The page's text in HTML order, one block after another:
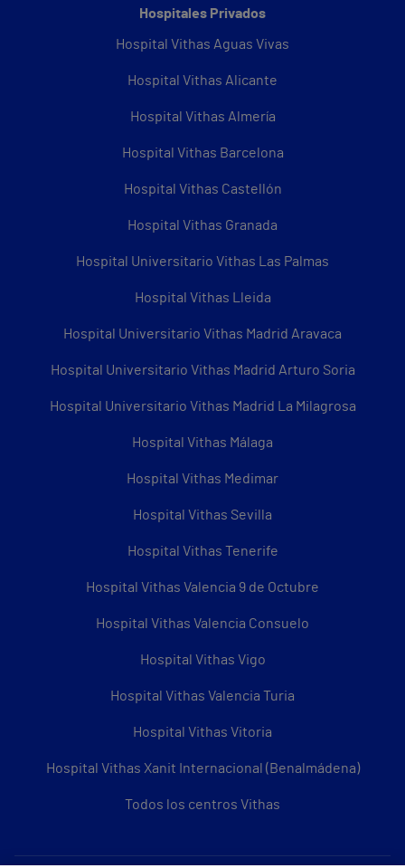
Hospitales Privados
Hospital Vithas Aguas Vivas
Hospital Vithas Alicante
Hospital Vithas Almería
Hospital Vithas Barcelona
Hospital Vithas Castellón
Hospital Vithas Granada
Hospital Universitario Vithas Las Palmas
Hospital Vithas Lleida
Hospital Universitario Vithas Madrid Aravaca
Hospital Universitario Vithas Madrid Arturo Soria
Hospital Universitario Vithas Madrid La Milagrosa
Hospital Vithas Málaga
Hospital Vithas Medimar
Hospital Vithas Sevilla
Hospital Vithas Tenerife
Hospital Vithas Valencia 9 de Octubre
Hospital Vithas Valencia Consuelo
Hospital Vithas Vigo
Hospital Vithas Valencia Turia
Hospital Vithas Vitoria
Hospital Vithas Xanit Internacional (Benalmádena)
Todos los centros Vithas